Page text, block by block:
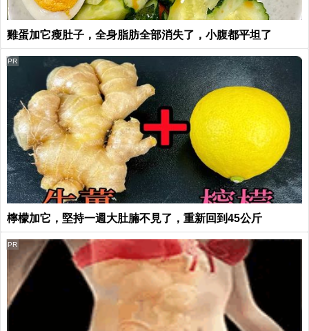
雞蛋加它瘦肚子，全身脂肪全部消失了，小腹都平坦了
檸檬加它，堅持一週大肚腩不見了，重新回到45公斤
PR
PR